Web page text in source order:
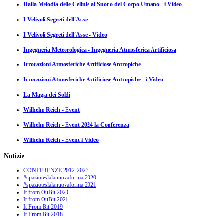
Dalla Melodia delle Cellule al Suono del Corpo Umano - i Video
I Velivoli Segreti dell'Asse
I Velivoli Segreti dell'Asse - Video
Ingegneria Meteorologica - Ingegneria Atmosferica Artificiosa
Irrorazioni Atmosferiche Artificiose Antropiche
Irrorazioni Atmosferiche Artificiose Antropiche - i Video
La Magia dei Soldi
Wilhelm Reich - Event
Wilhelm Reich - Event 2024 la Conferenza
Wilhelm Reich - Event i Video
Notizie
CONFERENZE 2012-2023
#spazioteslalanuovaforma 2020
#spazioteslalanuovaforma 2021
It from QuBit 2020
It from QuBit 2021
It From Bit 2019
It From Bit 2018